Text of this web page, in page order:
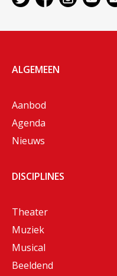
ALGEMEEN
Aanbod
Agenda
Nieuws
DISCIPLINES
Theater
Muziek
Musical
Beeldend